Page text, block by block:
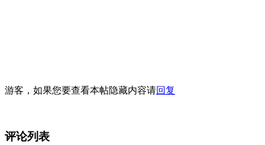
游客，如果您要查看本帖隐藏内容请回复
评论列表